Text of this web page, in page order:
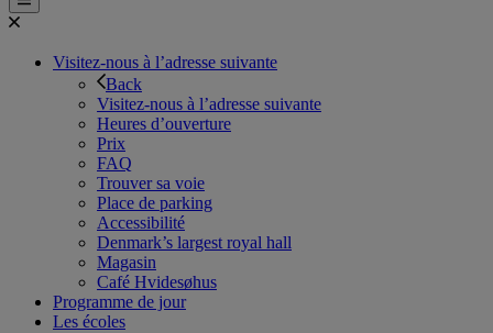
Visitez-nous à l’adresse suivante
Back
Visitez-nous à l’adresse suivante
Heures d’ouverture
Prix
FAQ
Trouver sa voie
Place de parking
Accessibilité
Denmark’s largest royal hall
Magasin
Café Hvidesøhus
Programme de jour
Les écoles